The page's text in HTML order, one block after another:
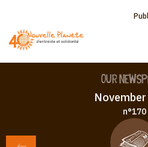
content
Our
n°170